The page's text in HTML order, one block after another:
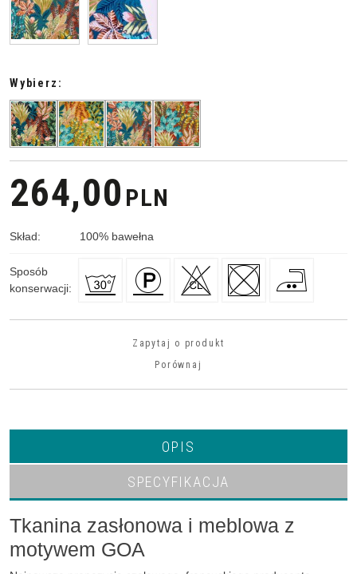
Wybierz:
264,00 PLN
Skład: 100% bawełna
Sposób
konserwacji:
Zapytaj o produkt
Porównaj
OPIS
SPECYFIKACJA
Tkanina zasłonowa i meblowa z
motywem GOA